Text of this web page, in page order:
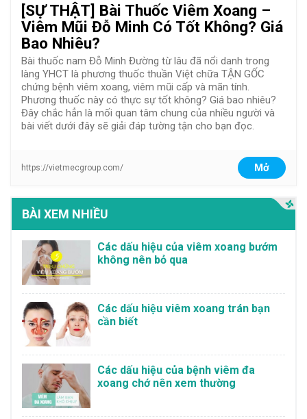
[SỰ THẬT] Bài Thuốc Viêm Xoang –
Viêm Mũi Đỗ Minh Có Tốt Không? Giá
Bao Nhiêu?
Bài thuốc nam Đỗ Minh Đường từ lâu đã nổi danh trong
làng YHCT là phương thuốc thuần Việt chữa TẬN GỐC
chứng bệnh viêm xoang, viêm mũi cấp và mãn tính.
Phương thuốc này có thực sự tốt không? Giá bao nhiêu?
Đây chắc hẳn là mối quan tâm chung của nhiều người và
bài viết dưới đây sẽ giải đáp tường tận cho bạn đọc.
https://vietmecgroup.com/ Mở
BÀI XEM NHIỀU
Các dấu hiệu của viêm xoang bướm
không nên bỏ qua
Các dấu hiệu viêm xoang trán bạn
cần biết
Các dấu hiệu của bệnh viêm đa
xoang chớ nên xem thường